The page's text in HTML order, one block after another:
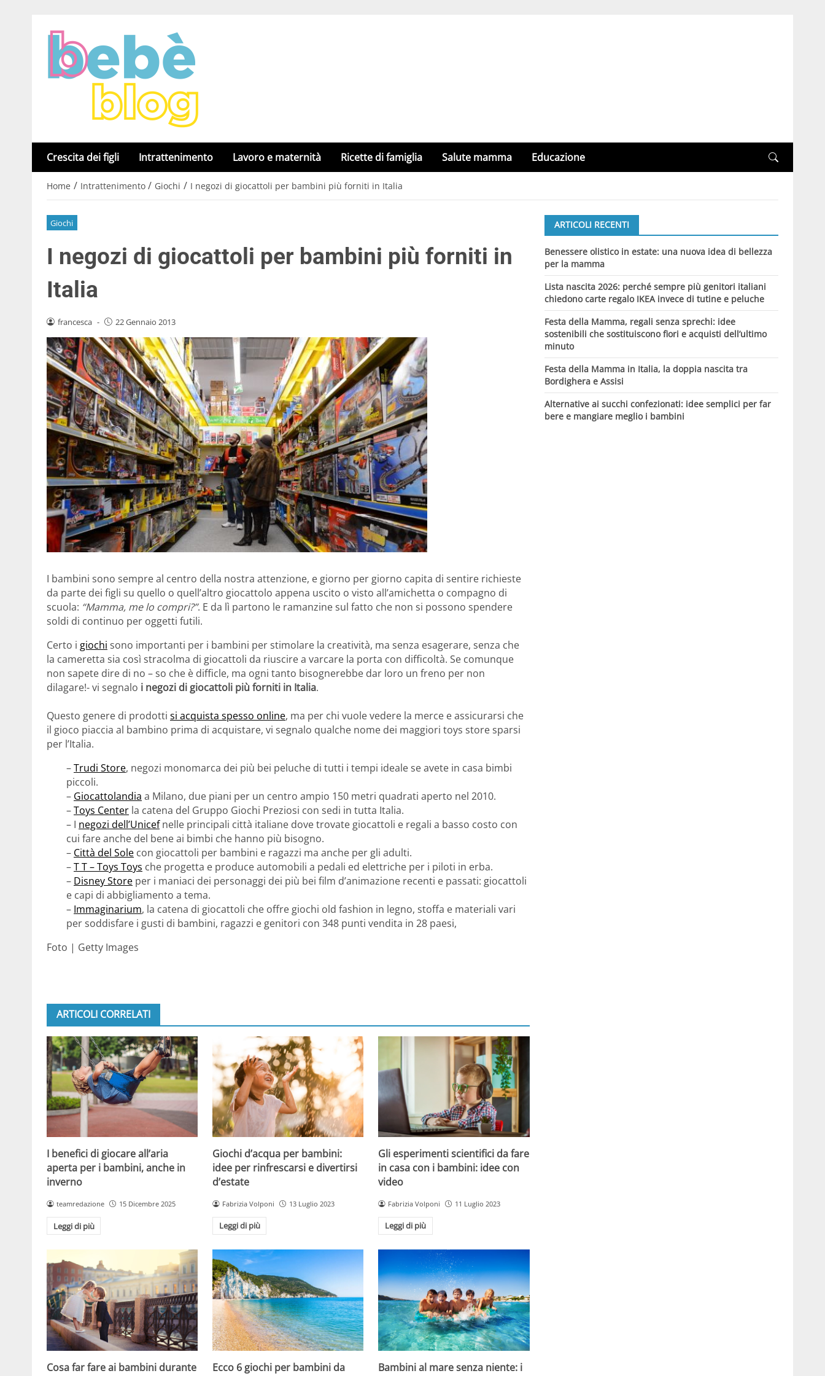
Crescita dei figli Intrattenimento Lavoro e maternità Ricette di famiglia Salute mamma Educazione
Home / Intrattenimento / Giochi / I negozi di giocattoli per bambini più forniti in Italia
Giochi
I negozi di giocattoli per bambini più forniti in
Italia
francesca - 22 Gennaio 2013
I bambini sono sempre al centro della nostra attenzione, e giorno per giorno capita di sentire richieste
da parte dei figli su quello o quell’altro giocattolo appena uscito o visto all’amichetta o compagno di
scuola: “Mamma, me lo compri?”. E da lì partono le ramanzine sul fatto che non si possono spendere
soldi di continuo per oggetti futili.
Certo i giochi sono importanti per i bambini per stimolare la creatività, ma senza esagerare, senza che
la cameretta sia così stracolma di giocattoli da riuscire a varcare la porta con difficoltà. Se comunque
non sapete dire di no – so che è difficle, ma ogni tanto bisognerebbe dar loro un freno per non
dilagare!- vi segnalo i negozi di giocattoli più forniti in Italia.
Questo genere di prodotti si acquista spesso online, ma per chi vuole vedere la merce e assicurarsi che
il gioco piaccia al bambino prima di acquistare, vi segnalo qualche nome dei maggiori toys store sparsi
per l’Italia.
–Trudi Store, negozi monomarca dei più bei peluche di tutti i tempi ideale se avete in casa bimbi
piccoli.
– Giocattolandia a Milano, due piani per un centro ampio 150 metri quadrati aperto nel 2010.
–Toys Center la catena del Gruppo Giochi Preziosi con sedi in tutta Italia.
– I negozi dell’Unicefnelle principali città italiane dove trovate giocattoli e regali a basso costo con
cui fare anche del bene ai bimbi che hanno più bisogno.
– Città del Sole con giocattoli per bambini e ragazzi ma anche per gli adulti.
–T T – Toys Toys che progetta e produce automobili a pedali ed elettriche per i piloti in erba.
– Disney Store per i maniaci dei personaggi dei più bei film d’animazione recenti e passati: giocattoli
e capi di abbigliamento a tema.
– Immaginarium, la catena di giocattoli che offre giochi old fashion in legno, stoffa e materiali vari
per soddisfare i gusti di bambini, ragazzi e genitori con 348 punti vendita in 28 paesi,
Foto | Getty Images
ARTICOLI CORRELATI
I benefici di giocare all’aria
aperta per i bambini, anche in
inverno
teamredazione 15 Dicembre 2025
Leggi di più
Giochi d’acqua per bambini:
idee per rinfrescarsi e divertirsi
d’estate
Fabrizia Volponi 13 Luglio 2023
Leggi di più
Gli esperimenti scientifici da fare
in casa con i bambini: idee con
video
Fabrizia Volponi 11 Luglio 2023
Leggi di più
Cosa far fare ai bambini durante
Ecco 6 giochi per bambini da
Bambini al mare senza niente: i
ARTICOLI RECENTI
Benessere olistico in estate: una nuova idea di bellezza
per la mamma
Lista nascita 2026: perché sempre più genitori italiani
chiedono carte regalo IKEA invece di tutine e peluche
Festa della Mamma, regali senza sprechi: idee
sostenibili che sostituiscono fiori e acquisti dell’ultimo
minuto
Festa della Mamma in Italia, la doppia nascita tra
Bordighera e Assisi
Alternative ai succhi confezionati: idee semplici per far
bere e mangiare meglio i bambini